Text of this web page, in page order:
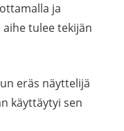
ja
tulee tekijän
eräs näyttelijä
käyttäytyi sen